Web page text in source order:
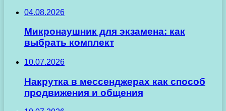
04.08.2026
Микронаушник для экзамена: как
выбрать комплект
10.07.2026
Накрутка в мессенджерах как способ
продвижения и общения